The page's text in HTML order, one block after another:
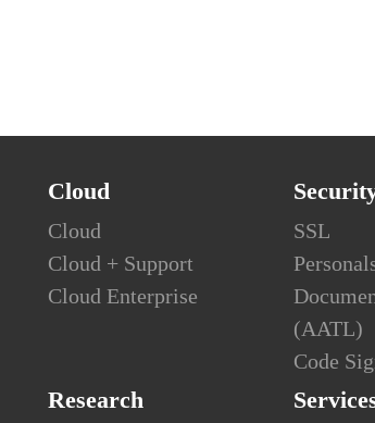
Cloud
Cloud
Cloud + Support
Cloud Enterprise
SSL
(AATL)
Code
Research